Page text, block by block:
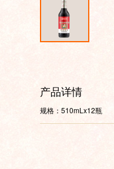
产品详情
规格：510mLx12瓶